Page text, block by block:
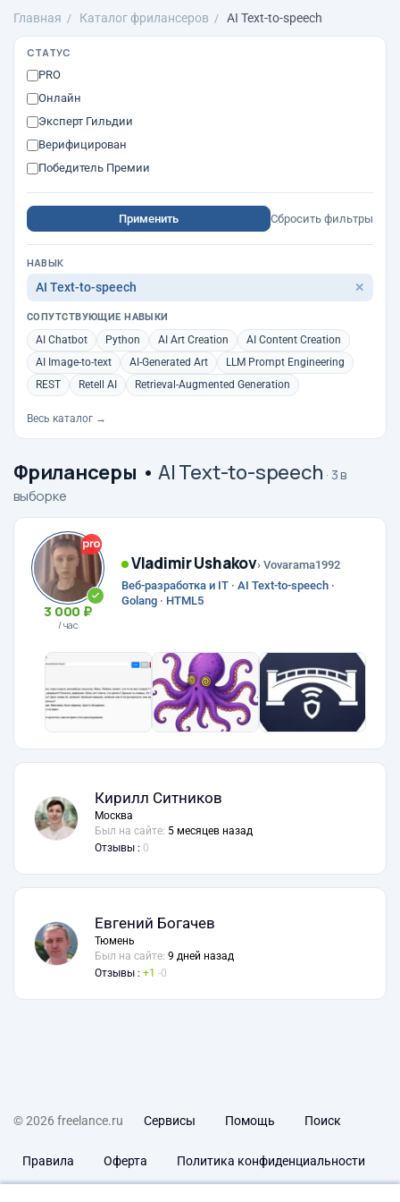
Главная Каталог фрилансеров AI Text-to-speech
СТАТУС
PRO
Онлайн
Эксперт Гильдии
Верифицирован
Победитель Премии
Применить Сбросить фильтры
НАВЫК
AI Text-to-speech ✕
СОПУТСТВУЮЩИЕ НАВЫКИ
AI Chatbot Python AI Art Creation
AI Content Creation
AI Image-to-text
AI-Generated Art
LLM Prompt Engineering
REST
Retell AI Retrieval-Augmented Generation
Весь каталог →
Фрилансеры •AI Text-to-speech · 3 в
выборке
3 000 ₽
/ час
Vladimir Ushakov› Vovarama1992
Веб-разработка и IT · AI Text-to-speech ·
Golang · HTML5
Кирилл Ситников
Москва
Был на сайте: 5 месяцев назад
Отзывы : 0
Евгений Богачев
Тюмень
Был на сайте: 9 дней назад
Отзывы :
1 0
© 2026 freelance.ru Сервисы Помощь Поиск
Правила Оферта Политика конфиденциальности